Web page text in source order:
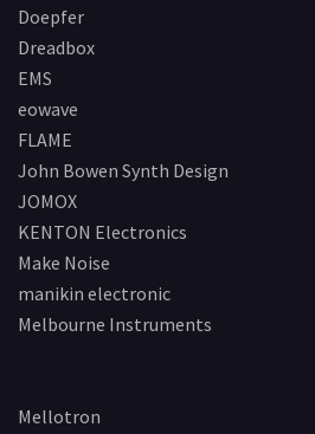
Doepfer
Dreadbox
EMS
eowave
FLAME
John Bowen Synth Design
JOMOX
KENTON Electronics
Make Noise
manikin electronic
Melbourne Instruments
Mellotron